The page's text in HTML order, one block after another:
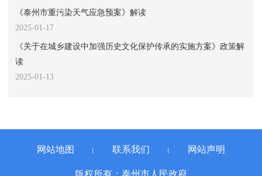
《泰州市重污染天气应急预案》解读
2025-01-17
《关于在城乡建设中加强历史文化保护传承的实施方案》政策解
读
2025-01-13
网站地图 联系我们 网站声明
版权所有：泰州市人民政府